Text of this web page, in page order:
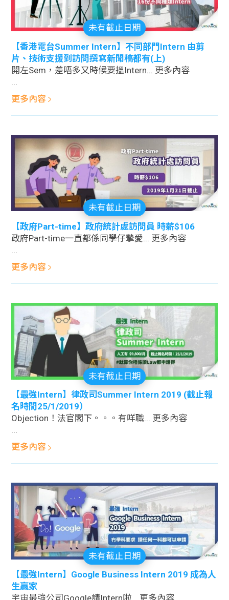
私人
貸款
貸款
Gui
de
理財
學生
貸款
101
未有截止日期
【香港電台Summer Intern】不同部門Intern 由剪
片、技術支援到訪問撰寫新聞稿都有(上)
開左Sem，差唔多又時候要搵Intern... 更多內容
...
更多內容
未有截止日期
【政府Part-time】政府統計處訪問員 時薪$106
政府Part-time一直都係同學仔摯愛... 更多內容
...
更多內容
未有截止日期
【最強Intern】律政司Summer Intern 2019 (截止報
名時間25/1/2019）
Objection！法官閣下。。。有咩職... 更多內容
...
更多內容
未有截止日期
【最強Intern】Google Business Intern 2019 成為人
生贏家